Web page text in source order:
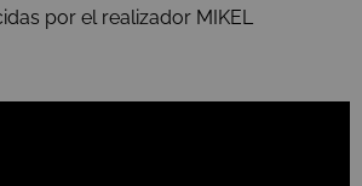
por el realizador MIKEL